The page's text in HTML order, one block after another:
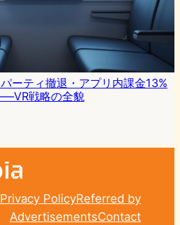
ーティ撤退・アプリ内課金13%
戦略の全貌
Privacy PolicyReferred by
AdvertisementsContact